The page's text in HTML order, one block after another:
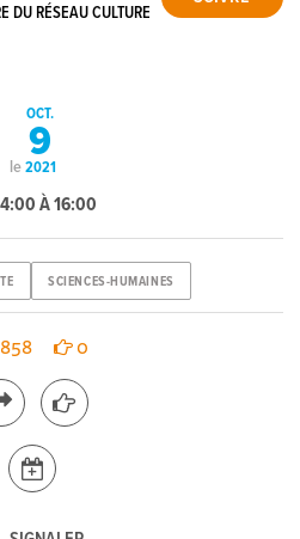
DU RÉSEAU CULTURE
le
OCT.
9
2021
À 16:00
SCIENCES-HUMAINES
0